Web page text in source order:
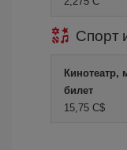
Спорт
Кинотеатр,
билет
15,75 C$